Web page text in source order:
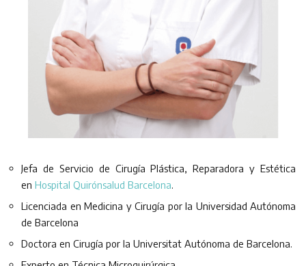
Jefa de Servicio de Cirugía Plástica, Reparadora y Estética
en Hospital Quirónsalud Barcelona.
Licenciada en Medicina y Cirugía por la Universidad Autónoma
de Barcelona
Doctora en Cirugía por la Universitat Autónoma de Barcelona.